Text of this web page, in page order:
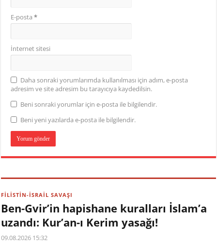
E-posta*
İnternet sitesi
Daha sonraki yorumlarımda kullanılması için adım, e-posta
adresim ve site adresim bu tarayıcıya kaydedilsin.
Beni sonraki yorumlar için e-posta ile bilgilendir.
Beni yeni yazılarda e-posta ile bilgilendir.
FİLİSTİN-İSRAİL SAVAŞI
Ben-Gvir’in hapishane kuralları İslam’a
uzandı: Kur’an-ı Kerim yasağı!
09.08.2026 15:32